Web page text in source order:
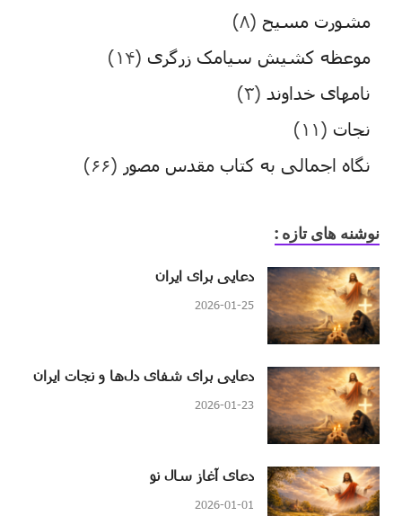
مشورت مسیح (۸)
موعظه کشیش سیامک زرگری (۱۴)
نامهای خداوند (۳)
نجات (۱۱)
نگاه اجمالی به کتاب مقدس مصور (۶۶)
نوشنه های تازه :
دعایی برای ایران
2026-01-25
دعایی برای شفای دل‌ها و نجات ایران
2026-01-23
دعای آغاز سال نو
2026-01-01